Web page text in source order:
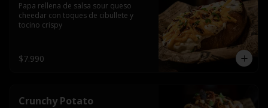
Papa rellena de salsa sour queso
cheedar con toques de cibullete y
tocino crispy
$7.990
Crunchy Potato